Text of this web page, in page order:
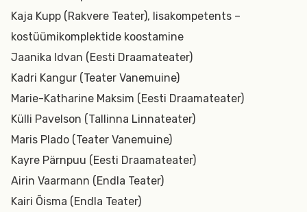
Kaja Kupp (Rakvere Teater), lisakompetents –
kostüümikomplektide koostamine
Jaanika Idvan (Eesti Draamateater)
Kadri Kangur (Teater Vanemuine)
Marie-Katharine Maksim (Eesti Draamateater)
Külli Pavelson (Tallinna Linnateater)
Maris Plado (Teater Vanemuine)
Kayre Pärnpuu (Eesti Draamateater)
Airin Vaarmann (Endla Teater)
Kairi Õisma (Endla Teater)